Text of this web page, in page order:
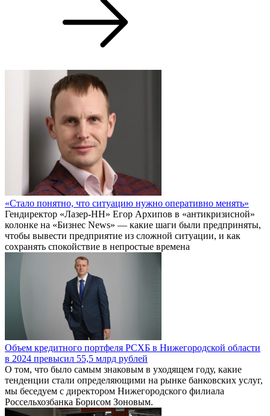
«Стало понятно, что ситуацию нужно оперативно менять»
Гендиректор «Лазер-НН» Егор Архипов в «антикризисной»
колонке на «Бизнес News» — какие шаги были предприняты,
чтобы вывести предприятие из сложной ситуации, и как
сохранять спокойствие в непростые времена
Объем кредитного портфеля РСХБ в Нижегородской области
в 2024 превысил 55,5 млрд рублей
О том, что было самым знаковым в уходящем году, какие
тенденции стали определяющими на рынке банковских услуг,
мы беседуем с директором Нижегородского филиала
Россельхозбанка Борисом Зоновым.